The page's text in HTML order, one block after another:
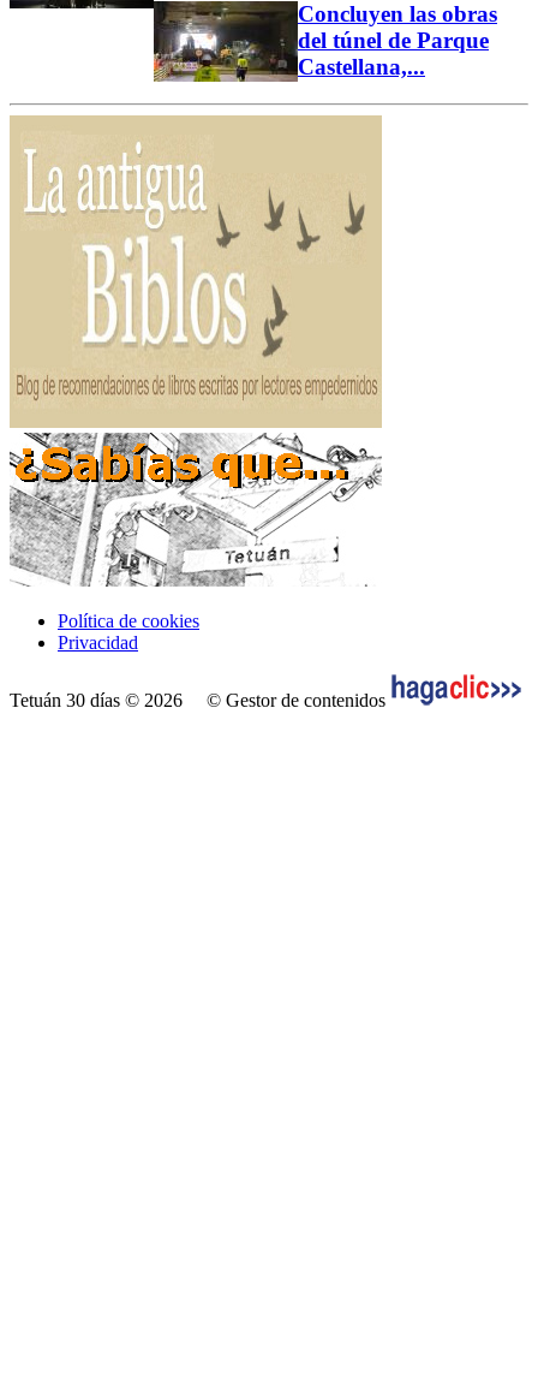
Concluyen las obras
del túnel de Parque
Castellana,...
Política de cookies
Privacidad
Tetuán 30 días © 2026 © Gestor de contenidos